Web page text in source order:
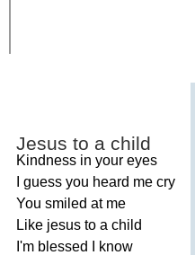
Jesus to a child
Kindness in your eyes
guess you heard me cry
You smiled at me
Like jesus to a child
I'm blessed
know